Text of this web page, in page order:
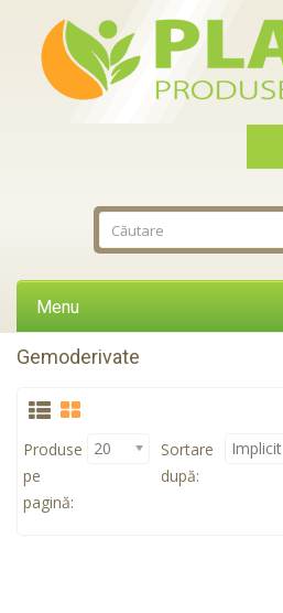
Menu
Gemoderivate
Produse
pe
pagină:
20
Sortare
după:
Implicit